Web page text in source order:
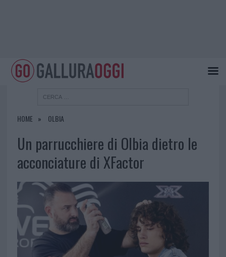
HOME OLBIA
Un parrucchiere di Olbia dietro le
acconciature di XFactor